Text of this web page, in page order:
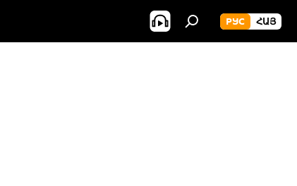
РУС ՀԱՅ